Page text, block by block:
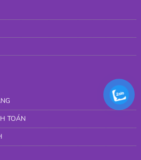
TOÁN